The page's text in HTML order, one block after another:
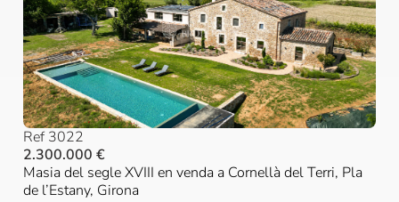
Ref 3022
2.300.000 €
Masia del segle XVIII en venda a Cornellà del Terri, Pla
de l’Estany, Girona